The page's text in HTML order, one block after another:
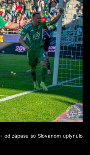
zápasu so Slovanom uplynulo